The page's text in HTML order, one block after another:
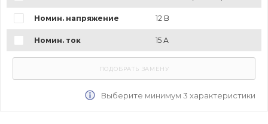
Номин. напряжение 12 В
Номин. ток 15 А
Выберите минимум 3 характеристики